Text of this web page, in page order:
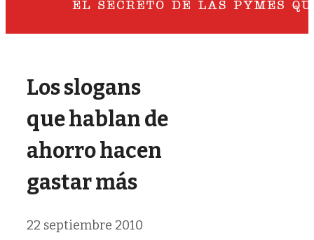
Los slogans
que hablan de
ahorro hacen
gastar más
22 septiembre 2010